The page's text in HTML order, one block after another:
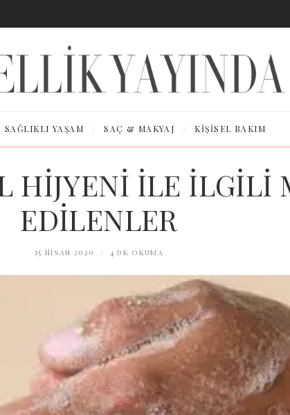
SAĞLIKLI YAŞAM / SAÇ & MAKYAJ / KIŞISEL BAKIM
HİJYENİ İLE İLGİLİ
EDİLENLER
15 Nisan 2020 · 4 dk okuma